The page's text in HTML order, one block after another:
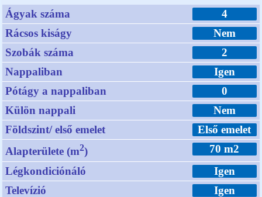
Ágyak száma
4
Rácsos kiságy
Nem
Szobák száma
2
Nappaliban
Igen
Pótágy a nappaliban
0
Külön nappali
Nem
Földszint/ első emelet
Első emelet
Alapterülete (m2)
70 m2
Légkondiciónáló
Igen
Televízió
Igen